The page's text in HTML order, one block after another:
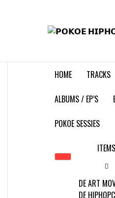
HOME TRACKS
ALBUMS / EP’S
POKOE SESSIES
ITEMS
DE ART
DE